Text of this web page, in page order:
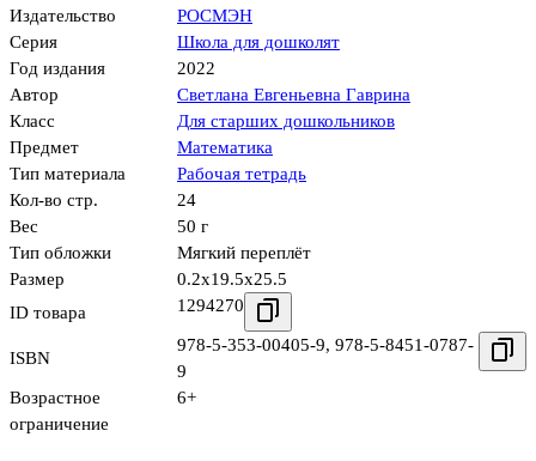
Издательство
РОСМЭН
Серия
Школа для дошколят
Год издания
2022
Автор
Светлана Евгеньевна Гаврина
Класс
Для старших дошкольников
Предмет
Математика
Тип материала
Рабочая тетрадь
Кол-во стр.
24
Вес
50 г
Тип обложки
Мягкий переплёт
Размер
0.2x19.5x25.5
ID товара
1294270
ISBN
978-5-353-00405-9, 978-5-8451-0787-
9
Возрастное
ограничение
6+